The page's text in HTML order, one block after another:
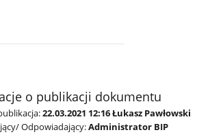
o publikacji dokumentu
22.03.2021 12:16 Łukasz Pawłowski
Odpowiadający:Administrator BIP